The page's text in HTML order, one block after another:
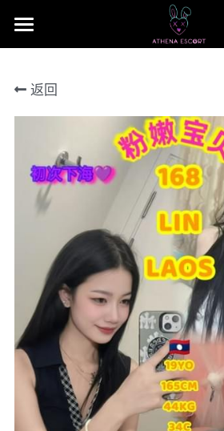
JB Area 全新山
所有商品分类
本地 台湾 中国 日本
Nusa Bestari 2
Nusa Bestari 3
Nusa Bestari 4
Nusa Bestara 5
Bukit Indah 1
Bukit Indah 2
联系我们 Contact US
提早预定包夜
返回
商品分类
本地 台湾 中国 日本